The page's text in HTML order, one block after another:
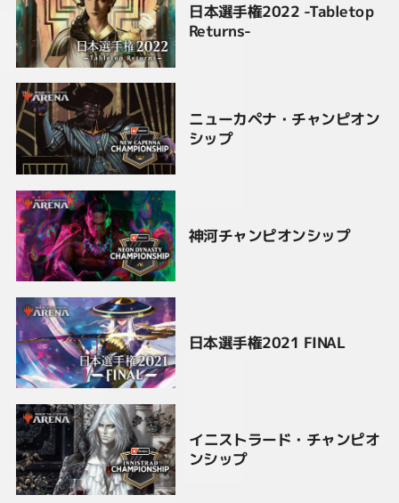
日本選手権2022 -Tabletop
Returns-
ニューカペナ・チャンピオン
シップ
神河チャンピオンシップ
日本選手権2021 FINAL
イニストラード・チャンピオ
ンシップ